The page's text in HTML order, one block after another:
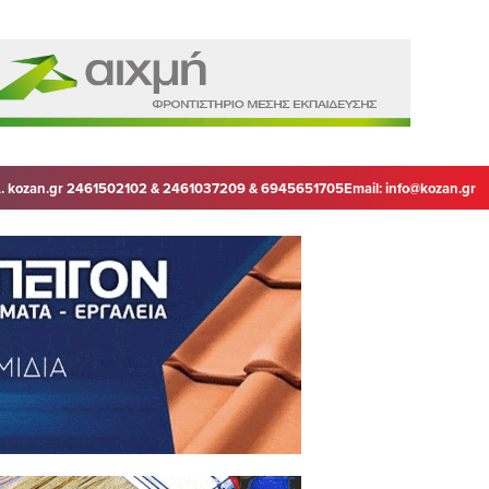
kozan.gr 2461502102 & 2461037209 & 6945651705Email:info@kozan.gr